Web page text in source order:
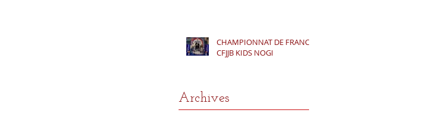
CHAMPIONNAT DE FRANCE
CFJJB KIDS NOGI
Archives